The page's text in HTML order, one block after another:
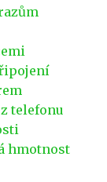
telefonu
hmotnost